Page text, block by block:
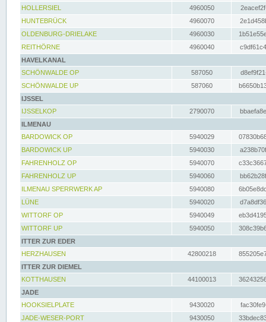
HOLLERSIEL
4960050
HUNTEBRÜCK
4960070
OLDENBURG-DRIELAKE
4960030
REITHÖRNE
4960040
HAVELKANAL
SCHÖNWALDE OP
587050
SCHÖNWALDE UP
587060
IJSSEL
IJSSELKOP
2790070
ILMENAU
BARDOWICK OP
5940029
BARDOWICK UP
5940030
FAHRENHOLZ OP
5940070
FAHRENHOLZ UP
5940060
ILMENAU SPERRWERK AP
5940080
LÜNE
5940020
WITTORF OP
5940049
WITTORF UP
5940050
ITTER ZUR EDER
HERZHAUSEN
42800218
ITTER ZUR DIEMEL
KOTTHAUSEN
44100013
JADE
HOOKSIELPLATE
9430020
JADE-WESER-PORT
9430050